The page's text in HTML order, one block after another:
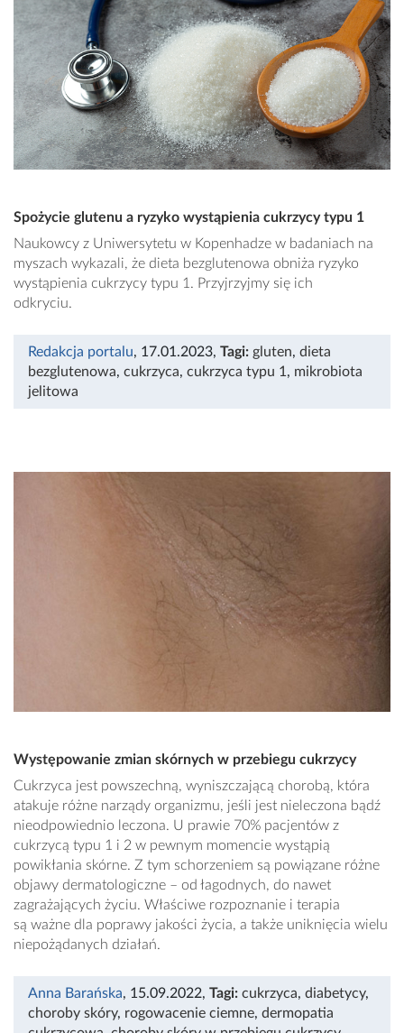
Spożycie glutenu a ryzyko wystąpienia cukrzycy typu 1
Naukowcy z Uniwersytetu w Kopenhadze w badaniach na
myszach wykazali, że dieta bezglutenowa obniża ryzyko
wystąpienia cukrzycy typu 1. Przyjrzyjmy się ich
odkryciu.
Redakcja portalu, 17.01.2023, Tagi: gluten, dieta
bezglutenowa, cukrzyca, cukrzyca typu 1 , mikrobiota
jelitowa
Występowanie zmian skórnych w przebiegu cukrzycy
Cukrzyca jest powszechną, wyniszczającą chorobą, która
atakuje różne narządy organizmu, jeśli jest nieleczona bądź
nieodpowiednio leczona. U prawie 70% pacjentów z
cukrzycą typu 1 i 2 w pewnym momencie wystąpią
powikłania skórne. Z tym schorzeniem są powiązane różne
objawy dermatologiczne – od łagodnych, do nawet
zagrażających życiu. Właściwe rozpoznanie i terapia
są ważne dla poprawy jakości życia, a także uniknięcia wielu
niepożądanych działań.
Anna Barańska, 15.09.2022, Tagi: cukrzyca, diabetycy,
choroby skóry, rogowacenie ciemne, dermopatia